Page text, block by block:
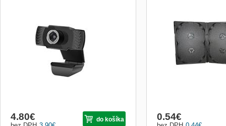
hlasu. Kamera umožní velmi rychlou a
zároveň dostatečně kvalitní internetovou
komunikaci. Díky integrovanému držáku
lze kameru pohodlně umístit j...
4.80€ do košíka 0.54€